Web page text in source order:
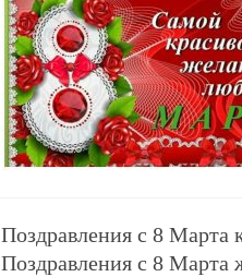
Поздравления с 8
Поздравления с 8